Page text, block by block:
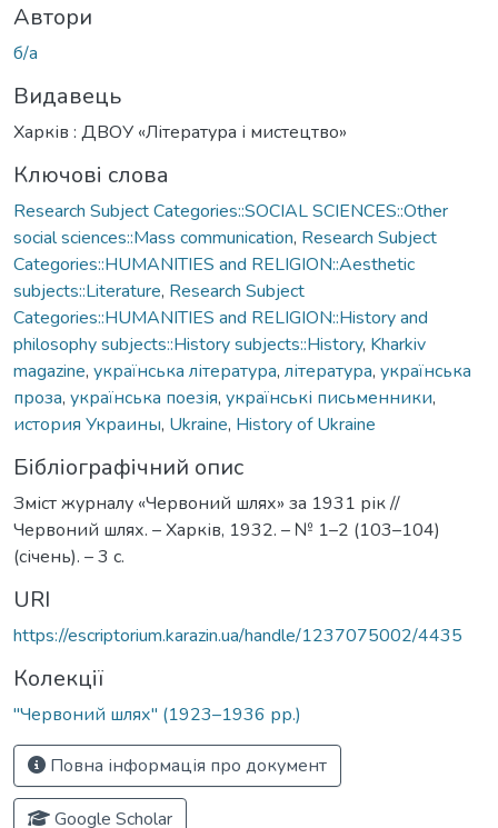
Автори
б/а
Видавець
Харків : ДВОУ «Література і мистецтво»
Ключові слова
Research Subject Categories::SOCIAL SCIENCES::Other
social sciences::Mass communication, Research Subject
Categories::HUMANITIES and RELIGION::Aesthetic
subjects::Literature, Research Subject
Categories::HUMANITIES and RELIGION::History and
philosophy subjects::History subjects::History, Kharkiv
magazine, українська література, література, українська
проза, українська поезія, українські письменники,
история Украины, Ukraine, History of Ukraine
Бібліографічний опис
Зміст журналу «Червоний шлях» за 1931 рік //
Червоний шлях. – Харків, 1932. – № 1–2 (103–104)
(січень). – 3 с.
URI
https://escriptorium.karazin.ua/handle/1237075002/4435
Колекції
"Червоний шлях" (1923–1936 рр.)
Повна інформація про документ
Google Scholar